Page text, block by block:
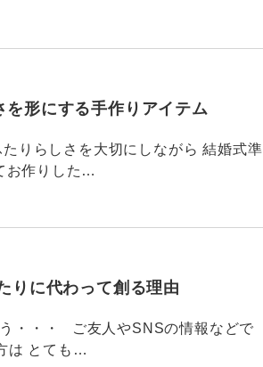
形にする手作りアイテム
りらしさを大切にしながら 結婚式準
お作りした…
りに代わって創る理由
・・・ ご友人やSNSの情報などで
は とても…